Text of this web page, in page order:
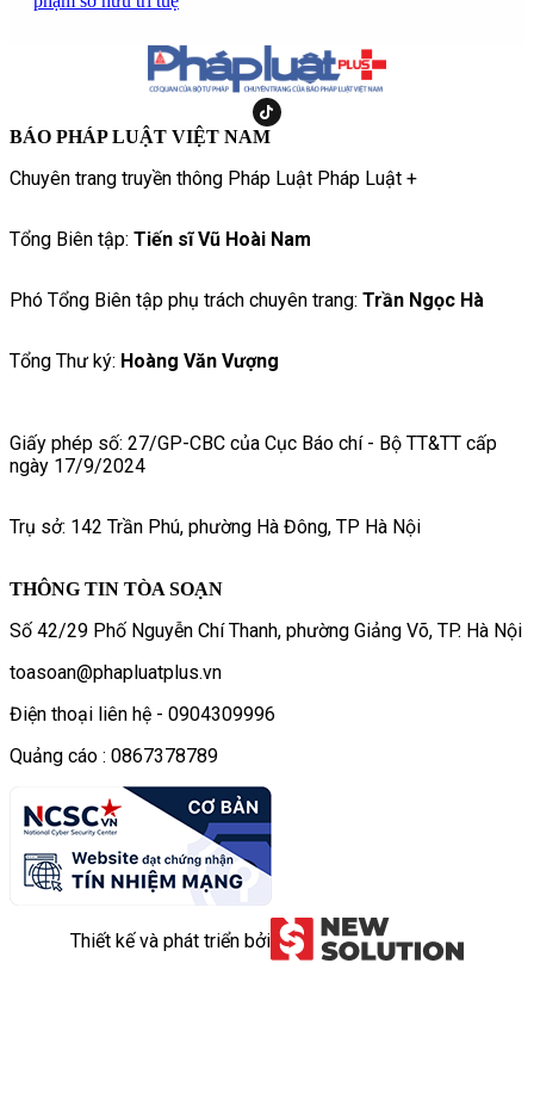
BÁO PHÁP LUẬT VIỆT NAM
Chuyên trang truyền thông Pháp Luật Pháp Luật +
Tổng Biên tập: Tiến sĩ Vũ Hoài Nam
Phó Tổng Biên tập phụ trách chuyên trang: Trần Ngọc Hà
Tổng Thư ký: Hoàng Văn Vượng
Giấy phép số: 27/GP-CBC của Cục Báo chí - Bộ TT&TT cấp
ngày 17/9/2024
Trụ sở: 142 Trần Phú, phường Hà Đông, TP Hà Nội
THÔNG TIN TÒA SOẠN
Số 42/29 Phố Nguyễn Chí Thanh, phường Giảng Võ, TP. Hà Nội
toasoan@phapluatplus.vn
Điện thoại liên hệ - 0904309996
Quảng cáo : 0867378789
Thiết kế và phát triển bởi